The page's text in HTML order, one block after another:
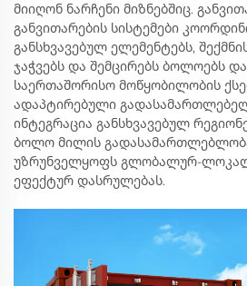
მიიღონ ნარჩენი მიზნებშიც.
განვითარების სისტემები
განსხვავებულ ელემენტებს,
ჯაჭვებს და შემცირებს ბოლოებს
საერთაშორისო მოწყობილობის
ადაპტირებული
ინტეგრაცია განსხვავებულ
ბოლო მილის
უზრუნველყოფს გლობალურ-
ეფექტურ დასრულებას.